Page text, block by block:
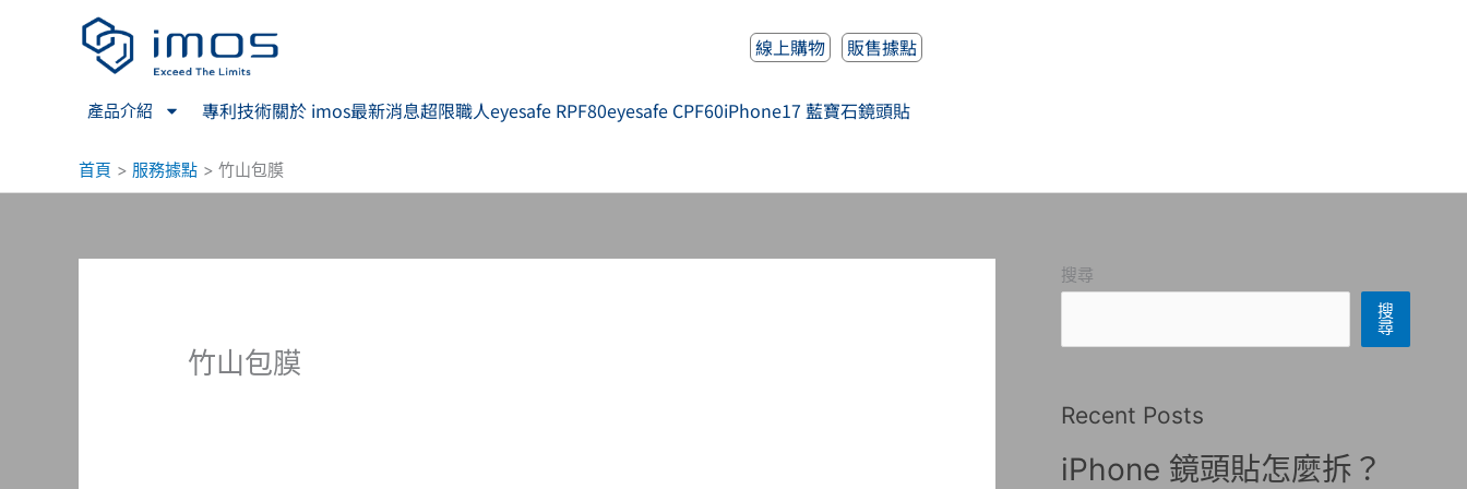
線上購物 販售據點
產品介紹 專利技術關於 imos最新消息超限職人eyesafe RPF80eyesafe CPF60iPhone17 藍寶石鏡頭貼
首頁 服務據點 竹山包膜
竹山包膜
搜尋
搜
尋
Recent Posts
iPhone 鏡頭貼怎麼拆？